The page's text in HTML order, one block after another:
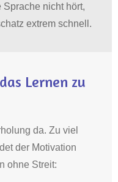
nicht hört,
extrem schnell .
Lernen zu
da. Zu viel
der Motivation
ohne Streit: